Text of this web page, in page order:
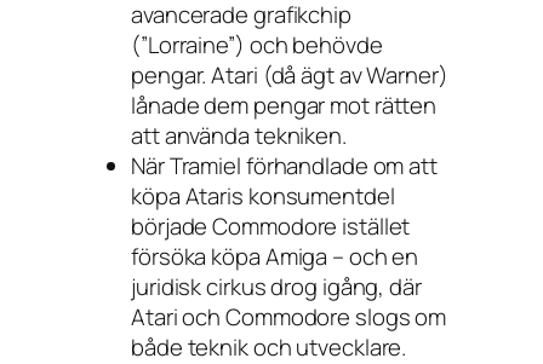
avancerade grafikchip
(”Lorraine”) och behövde
pengar. Atari (då ägt av Warner)
lånade dem pengar mot rätten
att använda tekniken.
När Tramiel förhandlade om att
köpa Ataris konsumentdel
började Commodore istället
försöka köpa Amiga – och en
juridisk cirkus drog igång, där
Atari och Commodore slogs om
både teknik och utvecklare.